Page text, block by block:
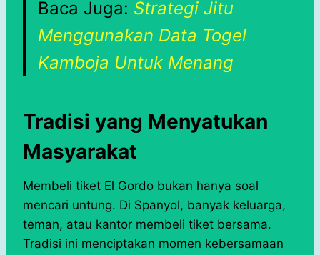
Baca Juga: Strategi Jitu
Menggunakan Data Togel
Kamboja Untuk Menang
Tradisi yang Menyatukan
Masyarakat
Membeli tiket El Gordo bukan hanya soal
mencari untung. Di Spanyol, banyak keluarga,
teman, atau kantor membeli tiket bersama.
Tradisi ini menciptakan momen kebersamaan